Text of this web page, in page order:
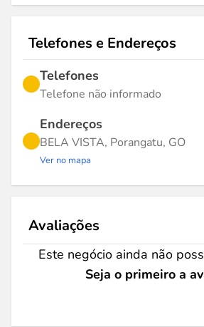
Telefones e Endereços
Telefones
Telefone não informado
Endereços
BELA VISTA, Porangatu, GO
Ver no mapa
Avaliações
Este negócio ainda não
Seja o primeiro a